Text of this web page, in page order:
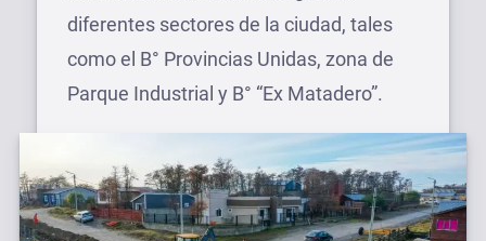
diferentes sectores de la ciudad, tales
como el B° Provincias Unidas, zona de
Parque Industrial y B° “Ex Matadero”.